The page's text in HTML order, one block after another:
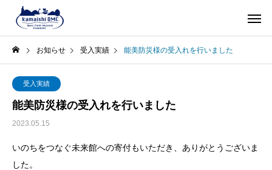
お知らせ 受入実績 能美防災様の受入れを行いました
受入実績
能美防災様の受入れを行いました
2023.05.15
いのちをつなぐ未来館への寄付もいただき、ありがとうございま
した。